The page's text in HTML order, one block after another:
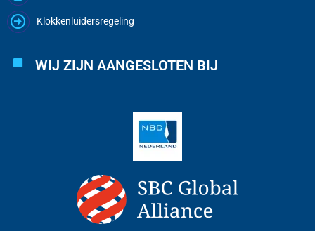
Klokkenluidersregeling
WIJ ZIJN AANGESLOTEN BIJ